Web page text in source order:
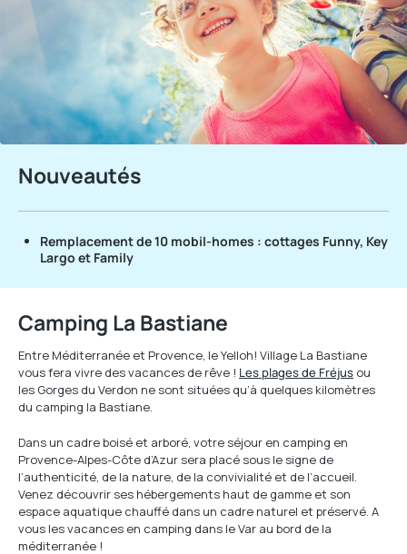
Nouveautés
Remplacement de 10 mobil-homes : cottages Funny, Key
Largo et Family
Camping La Bastiane
Entre Méditerranée et Provence, le Yelloh! Village La Bastiane
vous fera vivre des vacances de rêve ! Les plages de Fréjus ou
les Gorges du Verdon ne sont situées qu’à quelques kilomètres
du camping la Bastiane.
Dans un cadre boisé et arboré, votre séjour en camping en
Provence-Alpes-Côte d’Azur sera placé sous le signe de
l’authenticité, de la nature, de la convivialité et de l’accueil.
Venez découvrir ses hébergements haut de gamme et son
espace aquatique chauffé dans un cadre naturel et préservé. A
vous les vacances en camping dans le Var au bord de la
méditerranée !